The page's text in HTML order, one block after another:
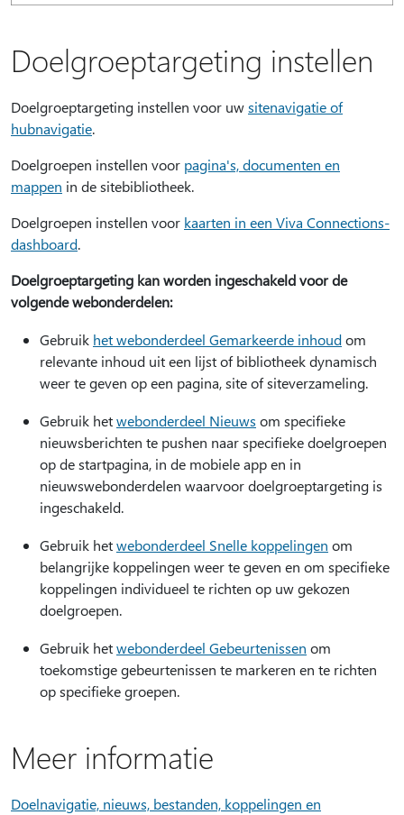
Doelgroeptargeting instellen
Doelgroeptargeting instellen voor uwsitenavigatie of
hubnavigatie.
Doelgroepen instellen voor pagina's, documenten en
mappen in de sitebibliotheek.
Doelgroepen instellen voor kaarten in een Viva Connections-
dashboard.
Doelgroeptargeting kan worden ingeschakeld voor de
volgende webonderdelen:
Gebruik het webonderdeel Gemarkeerde inhoudom
relevante inhoud uit een lijst of bibliotheek dynamisch
weer te geven op een pagina, site of siteverzameling.
Gebruik hetwebonderdeel Nieuws om specifieke
nieuwsberichten te pushen naar specifieke doelgroepen
op de startpagina, in de mobiele app en in
nieuwswebonderdelen waarvoor doelgroeptargeting is
ingeschakeld.
Gebruik hetwebonderdeel Snelle koppelingen om
belangrijke koppelingen weer te geven en om specifieke
koppelingen individueel te richten op uw gekozen
doelgroepen.
Gebruik hetwebonderdeel Gebeurtenissen om
toekomstige gebeurtenissen te markeren en te richten
op specifieke groepen.
Meer informatie
Doelnavigatie, nieuws, bestanden, koppelingen en